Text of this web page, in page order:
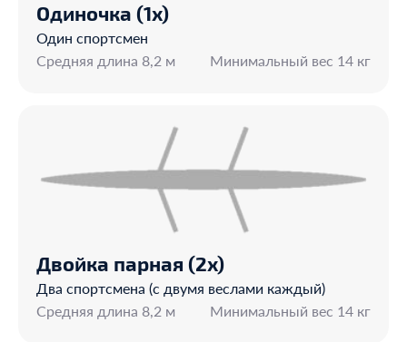
Одиночка (1х)
Один спортсмен
Средняя длина 8,2 м
Минимальный вес 14 кг
Двойка парная (2х)
Два спортсмена (с двумя веслами каждый)
Средняя длина 8,2 м
Минимальный вес 14 кг